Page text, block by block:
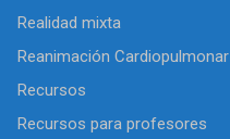
Realidad mixta
Reanimación Cardiopulmonar
Recursos
Recursos para profesores